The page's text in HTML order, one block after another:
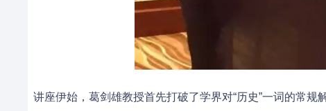
讲座伊始，葛剑雄教授首先打破了学界对“历史”一词的常